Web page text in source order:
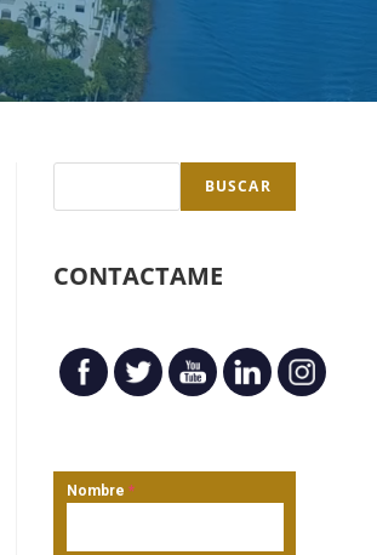
BUSCAR
CONTACTAME
Nombre *